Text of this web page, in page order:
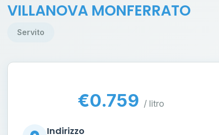
VILLANOVA MONFERRATO
Servito
€0.759 / litro
Indirizzo